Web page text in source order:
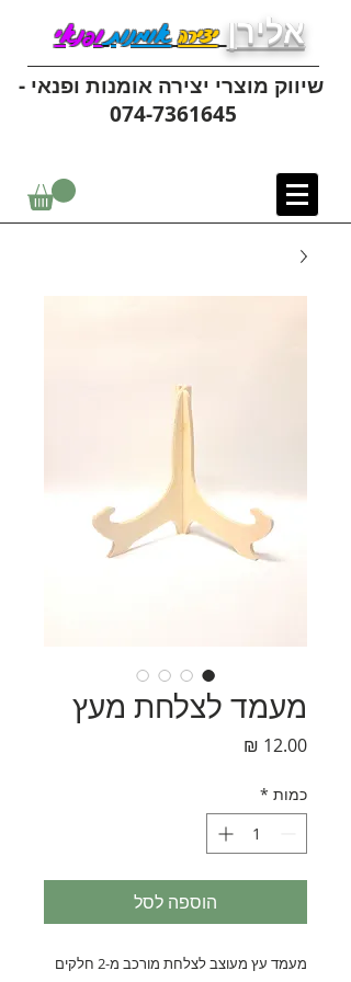
אלירן יצירהאומנותופנאי
שיווק מוצרי יצירה אומנות ופנאי -
074-7361645
מעמד לצלחת מעץ
כמות *
הוספה לסל
מעמד עץ מעוצב לצלחת מורכב מ-2 חלקים